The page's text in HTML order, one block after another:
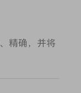
精确，并将